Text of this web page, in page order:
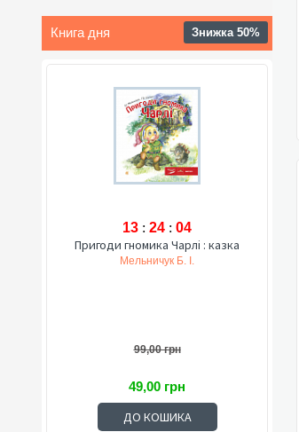
Книга дня Знижка 50%
13 : 24 : 03
Пригоди гномика Чарлі : казка
Мельничук Б. І.
99,00 грн
49,00 грн
ДО КОШИКА